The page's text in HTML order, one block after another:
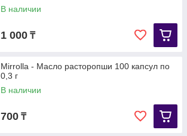
В наличии
1 000 ₸
Mirrolla - Масло расторопши 100 капсул по
0,3 г
В наличии
700 ₸